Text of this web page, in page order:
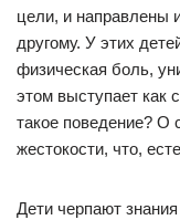
цели, и направлены
другому. У этих
физическая боль,
этом выступает как
такое поведение? О
жестокости, что,
Дети черпают